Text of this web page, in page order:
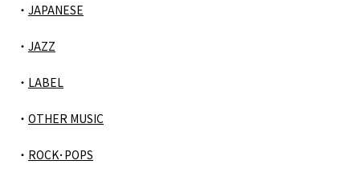
JAPANESE
JAZZ
LABEL
OTHER MUSIC
ROCK･POPS